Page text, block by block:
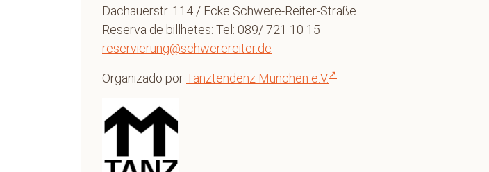
Dachauerstr. 114 / Ecke Schwere-Reiter-Straße
Reserva de billhetes: Tel: 089/ 721 10 15
reservierung@schwerereiter.de
Organizado porTanztendenz München e.V.